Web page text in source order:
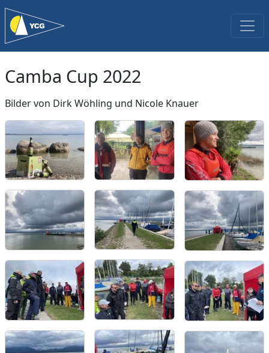
Camba Cup 2022
Bilder von Dirk Wöhling und Nicole Knauer